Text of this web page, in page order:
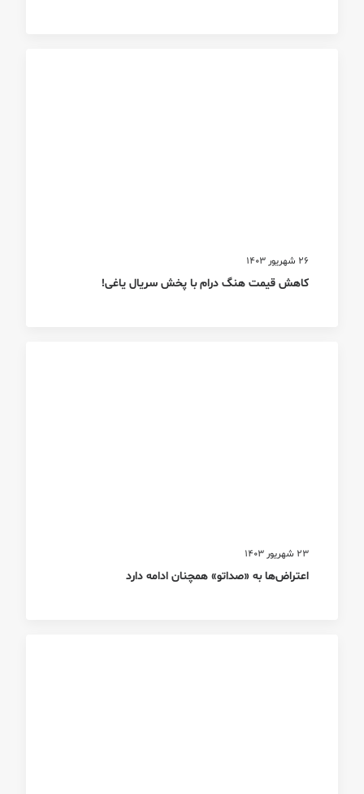
26 شهریور 1403
کاهش قیمت هنگ درام با پخش سریال یاغی!
23 شهریور 1403
اعتراض‌ها به «صداتو» همچنان ادامه دارد